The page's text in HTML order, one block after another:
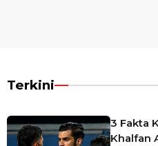
Terkini
3 Fakta
Khalfan